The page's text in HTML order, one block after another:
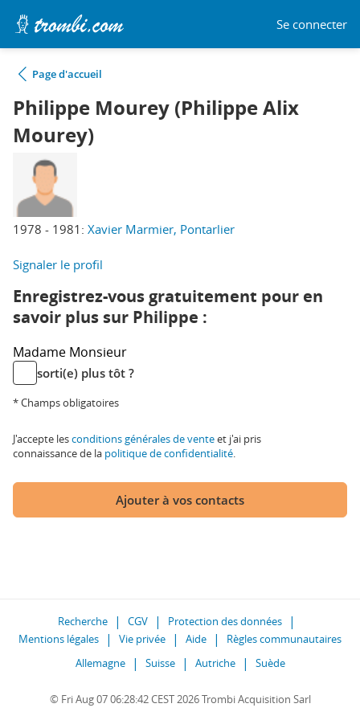
Se connecter
Page d'accueil
Philippe Mourey (Philippe Alix
Mourey)
1978 - 1981: Xavier Marmier, Pontarlier
Signaler le profil
Enregistrez-vous gratuitement pour en
savoir plus sur Philippe :
Madame Monsieur
sorti(e) plus tôt ?
* Champs obligatoires
J'accepte lesconditions générales de venteet j'ai pris
connaissance de la politique de confidentialité.
Ajouter à vos contacts
Recherche CGV
Protection des données
Mentions légales
Vie privée Aide
Règles communautaires
Allemagne
Suisse Autriche Suède
© Fri Aug 07 06:28:42 CEST 2026 Trombi Acquisition Sarl